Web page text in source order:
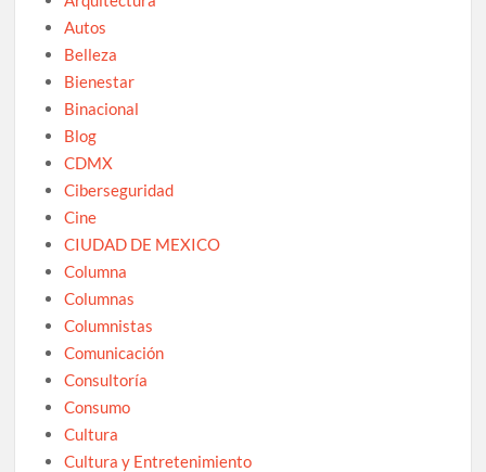
Autos
Belleza
Bienestar
Binacional
Blog
CDMX
Ciberseguridad
Cine
CIUDAD DE MEXICO
Columna
Columnas
Columnistas
Comunicación
Consultoría
Consumo
Cultura
Cultura y Entretenimiento